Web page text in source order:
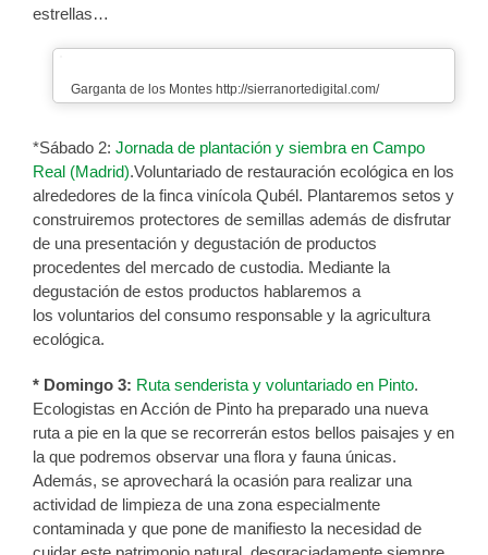
estrellas…
Garganta de los Montes http://sierranortedigital.com/
*Sábado 2: Jornada de plantación y siembra en Campo
Real (Madrid).Voluntariado de restauración ecológica en los
alrededores de la finca vinícola Qubél. Plantaremos setos y
construiremos protectores de semillas además de disfrutar
de una presentación y degustación de productos
procedentes del mercado de custodia. Mediante la
degustación de estos productos hablaremos a
los voluntarios del consumo responsable y la agricultura
ecológica.
* Domingo 3: Ruta senderista y voluntariado en Pinto.
Ecologistas en Acción de Pinto ha preparado una nueva
ruta a pie en la que se recorrerán estos bellos paisajes y en
la que podremos observar una flora y fauna únicas.
Además, se aprovechará la ocasión para realizar una
actividad de limpieza de una zona especialmente
contaminada y que pone de manifiesto la necesidad de